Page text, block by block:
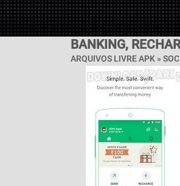
BANKING,
ARQUIVOS LIVRE APK »